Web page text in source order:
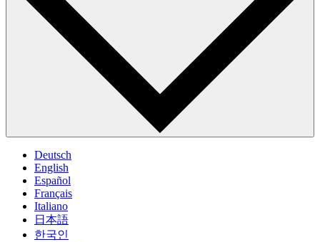
Deutsch
English
Español
Français
Italiano
日本語
한국인